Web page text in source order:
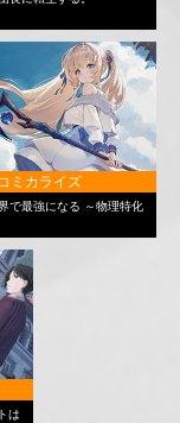
ミカライズ
で最強になる ～物理特化
は